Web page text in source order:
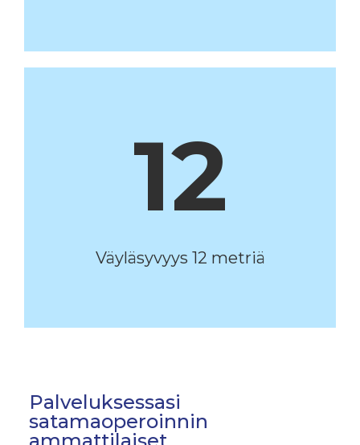
Väyläsyvyys 12 metriä
12
Palveluksessasi
satamaoperoinnin